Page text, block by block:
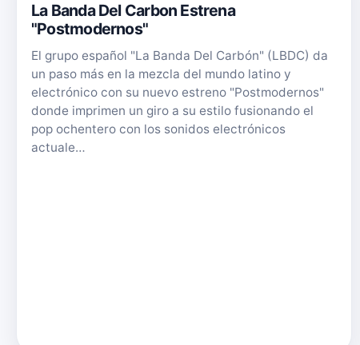
La Banda Del Carbon Estrena
"Postmodernos"
El grupo español "La Banda Del Carbón" (LBDC) da
un paso más en la mezcla del mundo latino y
electrónico con su nuevo estreno "Postmodernos"
donde imprimen un giro a su estilo fusionando el
pop ochentero con los sonidos electrónicos
actuale…